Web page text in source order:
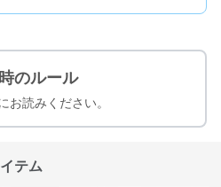
のルール
お読みください。
テム